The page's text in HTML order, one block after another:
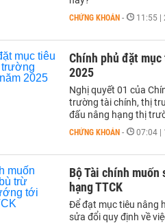
CHỨNG KHOÁN - 11:55
Chính phủ đặt
2025
Nghị quyết 01 của
trường tài chính, thị
đấu nâng hạng thị
CHỨNG KHOÁN - 07:04 |
Bộ Tài chính
hạng TTCK
Để đạt mục tiêu nâng
sửa đổi quy định về